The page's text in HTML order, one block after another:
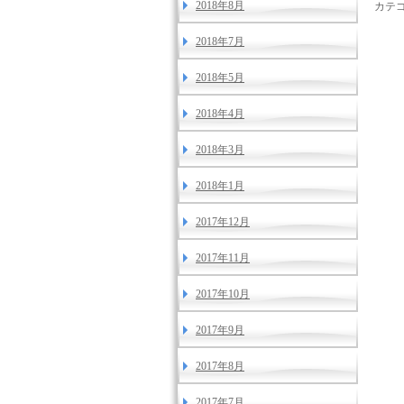
2018年8月
2018年7月
2018年5月
2018年4月
2018年3月
2018年1月
2017年12月
2017年11月
2017年10月
2017年9月
2017年8月
カテ